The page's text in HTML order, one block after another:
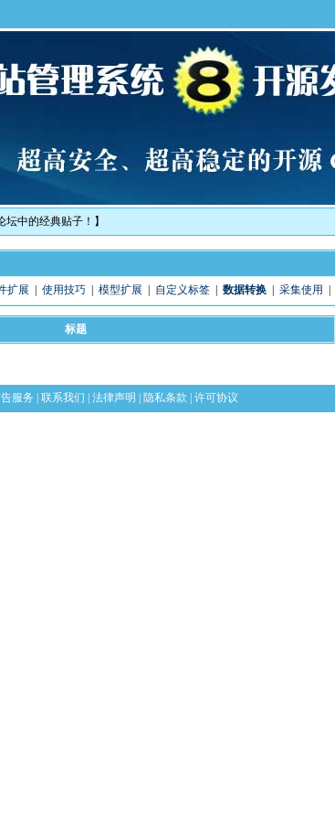
中的经典贴子！】
扩展 使用技巧| 模型扩展 自定义标签| 数据转换| 采集使用
标题
服务 联系我们 法律声明 隐私条款 许可协议